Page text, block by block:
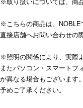
※取り扱いについては、商
※こちらの商品は、NOBLE
直接店舗へお問い合わせの
※照明の関係により、実際
またパソコン・スマートフ
が異なる場合もございます。
予めご了承ください。